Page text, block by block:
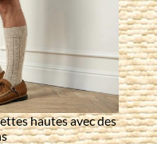
hautes avec des